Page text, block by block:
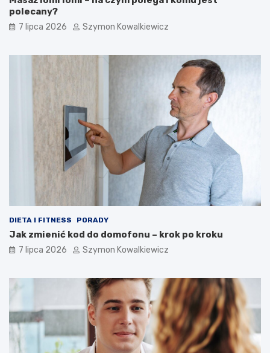
polecany?
7 lipca 2026 Szymon Kowalkiewicz
DIETA I FITNESS PORADY
Jak zmienić kod do domofonu – krok po kroku
7 lipca 2026 Szymon Kowalkiewicz